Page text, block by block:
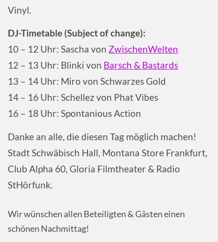
Vinyl.
DJ-Timetable (Subject of change):
10 – 12 Uhr: Sascha von ZwischenWelten
12 – 13 Uhr: Blinki von Barsch & Bastards
13 – 14 Uhr: Miro von Schwarzes Gold
14 – 16 Uhr: Schellez von Phat Vibes
16 – 18 Uhr: Spontanious Action
Danke an alle, die diesen Tag möglich machen!
Stadt Schwäbisch Hall, Montana Store Frankfurt,
Club Alpha 60, Gloria Filmtheater & Radio
StHörfunk.
Wir wünschen allen Beteiligten & Gästen einen
schönen Nachmittag!